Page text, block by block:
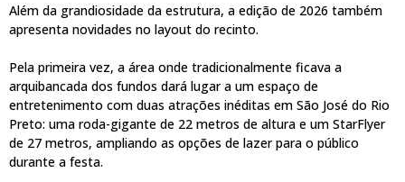
Além da grandiosidade da estrutura, a edição de 2026 também
apresenta novidades no layout do recinto.
Pela primeira vez, a área onde tradicionalmente ficava a
arquibancada dos fundos dará lugar a um espaço de
entretenimento com duas atrações inéditas em São José do Rio
Preto: uma roda-gigante de 22 metros de altura e um StarFlyer
de 27 metros, ampliando as opções de lazer para o público
durante a festa.